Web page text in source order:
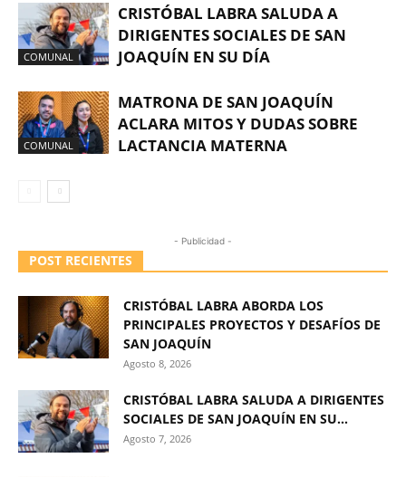
COMUNAL
CRISTÓBAL LABRA SALUDA A
DIRIGENTES SOCIALES DE SAN
JOAQUÍN EN SU DÍA
COMUNAL
MATRONA DE SAN JOAQUÍN
ACLARA MITOS Y DUDAS SOBRE
LACTANCIA MATERNA
- Publicidad -
POST RECIENTES
CRISTÓBAL LABRA ABORDA LOS
PRINCIPALES PROYECTOS Y DESAFÍOS DE
SAN JOAQUÍN
Agosto 8, 2026
CRISTÓBAL LABRA SALUDA A DIRIGENTES
SOCIALES DE SAN JOAQUÍN EN SU...
Agosto 7, 2026